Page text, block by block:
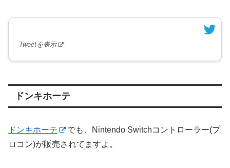
Tweetを表示
ドンキホーテ
ドンキホーテ
でも、Nintendo Switchコントローラー(プ
ロコン)が販売されてますよ。